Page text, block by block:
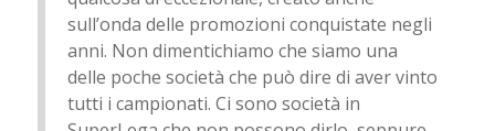
sull’onda delle promozioni conquistate negli
anni. Non dimentichiamo che siamo una
delle poche società che può dire di aver vinto
tutti i campionati. Ci sono società in